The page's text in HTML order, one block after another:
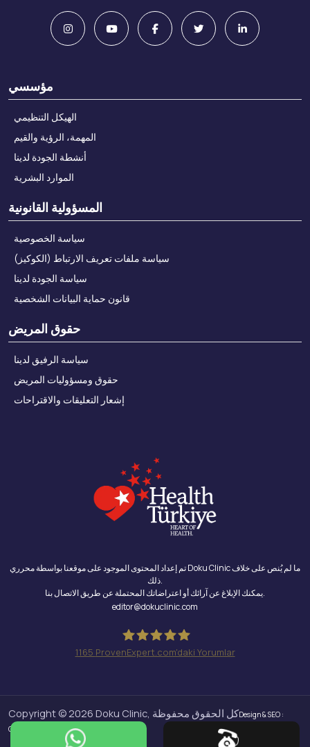
مؤسسي
الهيكل التنظيمي
المهمة، الرؤية والقيم
أنشطة الجودة لدينا
الموارد البشرية
المسؤولية القانونية
سياسة الخصوصية
سياسة ملفات تعريف الارتباط (الكوكيز)
سياسة الجودة لدينا
قانون حماية البيانات الشخصية
حقوق المريض
سياسة الرفيق لدينا
حقوق ومسؤوليات المريض
إشعار التعليقات والاقتراحات
تم إعداد المحتوى الموجود على موقعنا بواسطة محرري Doku Clinic ما لم يُنص على خلاف
ذلك.
يمكنك الإبلاغ عن آرائك أو اعتراضاتك المحتملة عن طريق الاتصال بنا.
editor@dokuclinic.com
1165 ProvenExpert.com'daki Yorumlar
Copyright © 2026 Doku Clinic, كل الحقوق محفوظةDesign & SEO :
Crabs Media